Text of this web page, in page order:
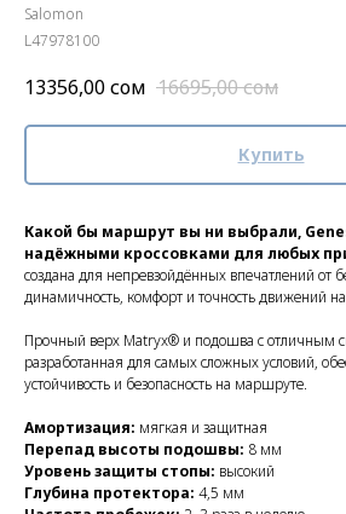
Salomon
L47978100
13356,00сом 16695,00сом
Купить
Какой бы маршрут вы ни выбрали,
надёжными кроссовками для любых
создана для непревзойдённых впечатлений от
динамичность, комфорт и точность движений
Прочный верх Matryx® и подошва с отличным
разработанная для самых сложных условий,
устойчивость и безопасность на маршруте.
Амортизация: мягкая и защитная
Перепад высоты подошвы: 8 мм
Уровень защиты стопы: высокий
Глубина протектора: 4,5 мм